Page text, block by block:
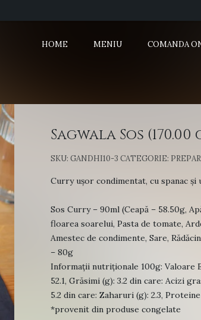
HOME MENIU COMANDA
Sagwala Sos (170.00
SKU: GANDHI10-3 CATEGORIE:
Curry ușor condimentat, cu spanac și
Sos Curry – 90ml (Ceapă – 58.50g,
floarea soarelui, Pasta de tomate,
Amestec de condimente, Sare,
– 80g
Informații nutriționale 100g: Valoare
52.1, Grăsimi (g): 3.2 din care: Acizi
5.2 din care: Zaharuri (g): 2.3, Proteine
*provenit din produse congelate